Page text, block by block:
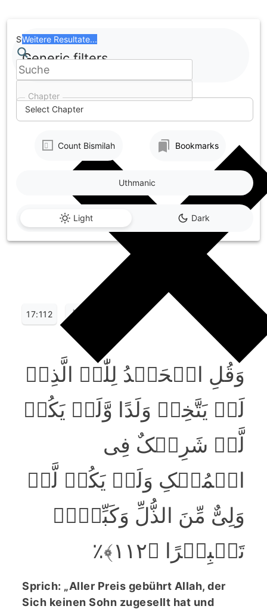
to
content
Chapter
Select Chapter
Search
Weitere Resultate...
Generic filters
Count Bismilah Bookmarks
Light Dark
Uthmanic
17:112
وَقُلِ الۡحَمۡدُ لِلّٰہِ الَّذِیۡ
لَمۡ یَتَّخِذۡ وَلَدًا وَّلَمۡ یَکُنۡ
لَّہٗ شَرِیۡکٌ فِی
الۡمُلۡکِ وَلَمۡ یَکُنۡ لَّہٗ
وَلِیٌّ مِّنَ الذُّلِّ وَکَبِّرۡہُ
تَکۡبِیۡرًا ﴿۱۱۲﴾٪
Sprich: „Aller Preis gebührt Allah, der
Sich keinen Sohn zugesellt hat und